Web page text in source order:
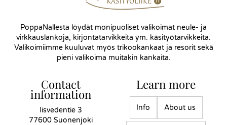
PoppaNallesta löydät monipuoliset valikoimat neule- ja
virkkauslankoja, kirjontatarvikkeita ym. käsityötarvikkeita.
Valikoimiimme kuuluvat myös trikookankaat ja resorit sekä
pieni valikoima muitakin kankaita.
Contact
information
Iisvedentie 3
77600 Suonenjoki
Learn more
Info About us